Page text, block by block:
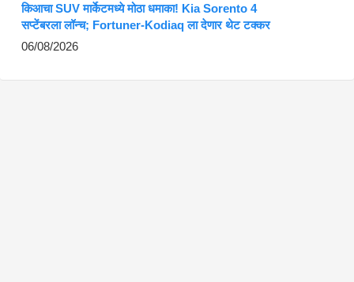
किआचा SUV मार्केटमध्ये मोठा धमाका! Kia Sorento 4
सप्टेंबरला लॉन्च; Fortuner-Kodiaq ला देणार थेट टक्कर
06/08/2026